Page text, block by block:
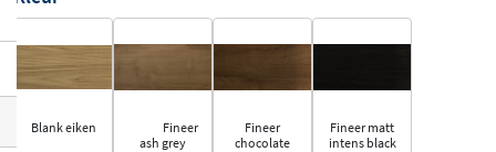
Blank eiken
Fineer
ash grey
Fineer
chocolate
Fineer matt
intens black